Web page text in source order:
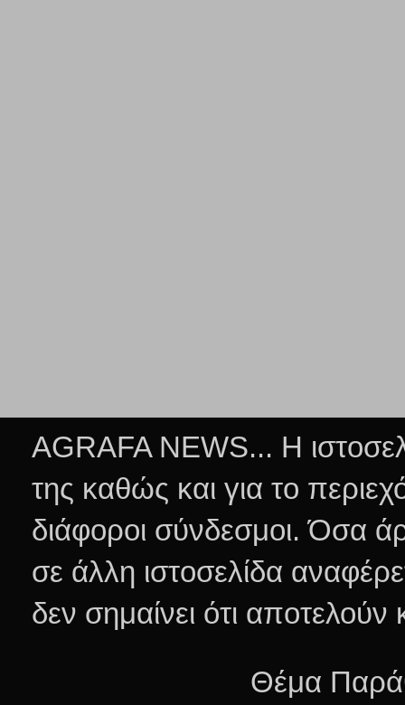
AGRAFA NEWS... Η
της καθώς και για το
διάφοροι σύνδεσμοι.Όσα
σε άλλη ιστοσελίδα
δεν σημαίνει ότι
Θέμα